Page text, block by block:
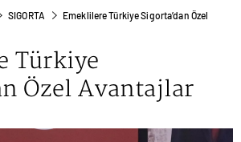
SIGORTA
Emeklilere Türkiye Sigorta’dan Özel
Türkiye
Özel Avantajlar